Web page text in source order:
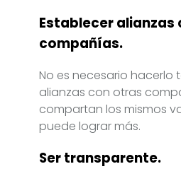
Establecer alianzas
compañías.
No es necesario hacerlo
alianzas con otras
compartan los mismos
puede lograr más.
Ser transparente.